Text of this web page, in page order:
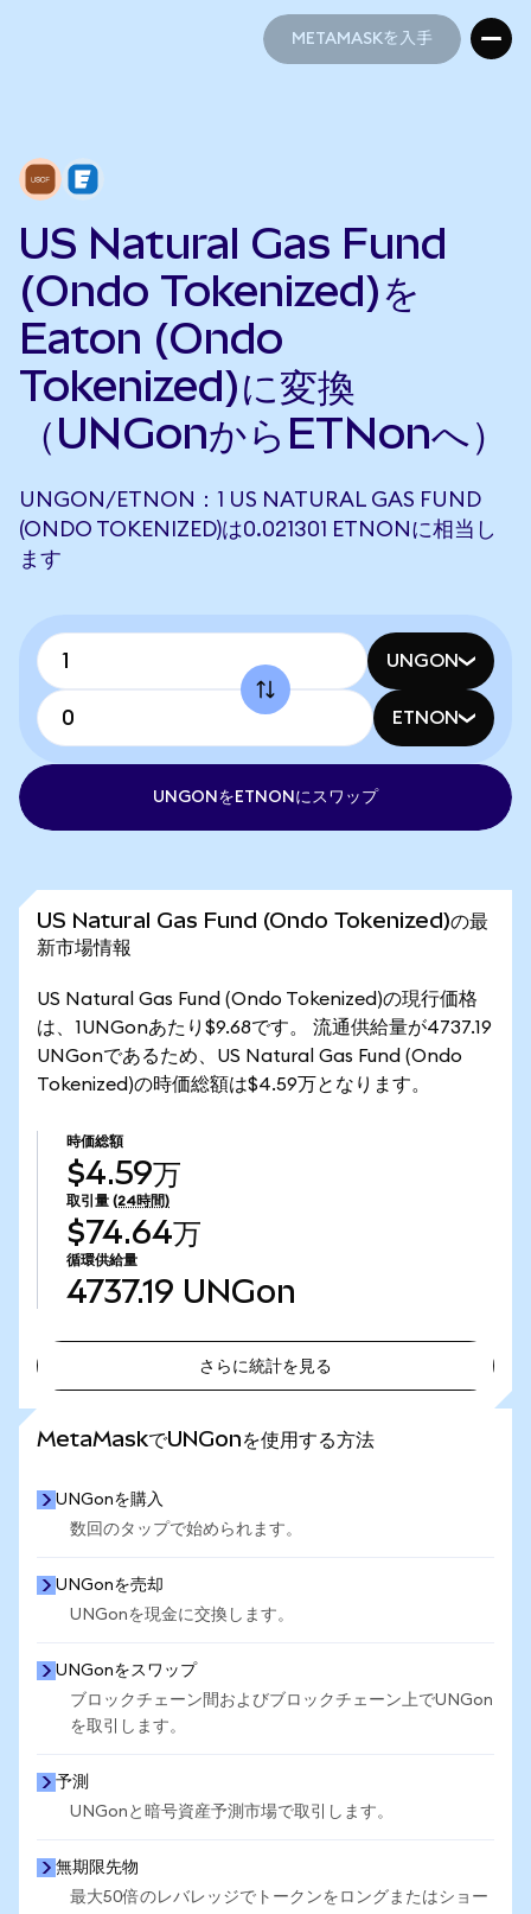
METAMASKを入手
US Natural Gas Fund
(Ondo Tokenized)を
Eaton (Ondo
Tokenized)に変換
（UNGonからETNonへ）
UNGON/ETNON：1 US NATURAL GAS FUND
(ONDO TOKENIZED)は0.021301 ETNONに相当し
ます
UNGON
ETNON
UNGONをETNONにスワップ
US Natural Gas Fund (Ondo Tokenized)の最
新市場情報
US Natural Gas Fund (Ondo Tokenized)の現行価格
は、1UNGonあたり$9.68です。 流通供給量が4737.19
UNGonであるため、US Natural Gas Fund (Ondo
Tokenized)の時価総額は$4.59万となります。
時価総額
$4.59万
取引量 (24時間)
$74.64万
循環供給量
4737.19 UNGon
さらに統計を見る
MetaMaskでUNGonを使用する方法
UNGonを購入
数回のタップで始められます。
UNGonを売却
UNGonを現金に交換します。
UNGonをスワップ
ブロックチェーン間およびブロックチェーン上でUNGon
を取引します。
予測
UNGonと暗号資産予測市場で取引します。
無期限先物
最大50倍のレバレッジでトークンをロングまたはショー